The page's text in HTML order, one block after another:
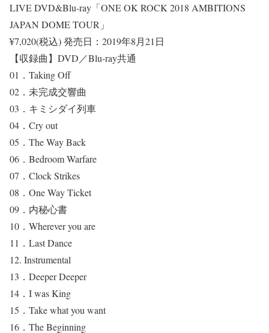
LIVE DVD&Blu-ray「ONE OK ROCK 2018 AMBITIONS
JAPAN DOME TOUR」
¥7,020(税込)発売日：2019年8月21日
【収録曲】DVD／Blu-ray共通
01．Taking Off
02．未完成交響曲
03．キミシダイ列車
04．Cry out
05．The Way Back
06．Bedroom Warfare
07．Clock Strikes
08．One Way Ticket
09．内秘心書
10．Wherever you are
11．Last Dance
12. Instrumental
13．Deeper Deeper
14．I was King
15．Take what you want
16．The Beginning